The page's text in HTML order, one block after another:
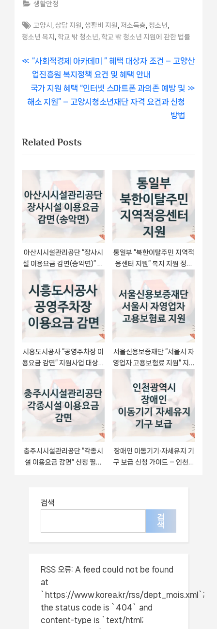
생활안정
Tags:
고양시 ,상담 지원 ,생활비 지원 저소득층 청소년
청소년 복지
학교 밖 청소년 학교 밖 청소년 지원에 관한 법률
글
내
비
이
P
r
e
v
u
s
P
s
t
“사회적경제 아카데미 ” 혜택 대상자 조건 – 고양산
업진흥원 복지정책 요건 및 혜택 안내
N
e
P
o
s
:
국가 지원 혜택 “인터넷 스마트폰 과의존 예방 및
해소 지원” – 고양시청소년재단 자격 요건과 신청
방법
Related Posts
아산시시설관리공단 “장사시
설 이용요금 감면(송악면)” 신
청 필수 정보 – 접수 마감일과
신청 절차
통일부 “북한이탈주민 지역적
응센터 지원” 복지 지원 정책
– 신청 절차 및 필요 서류
시흥도시공사 “공영주차장 이
용요금 감면” 지원사업 대상자
선정 기준 및 서류 준비
서울신용보증재단 “서울시 자
영업자 고용보험료 지원” 지원
사업 대상자 선정 기준 및 서류
준비
충주시시설관리공단 “각종시
설 이용요금 감면” 신청 필수
장애인 이동기기‧자세유지 기
구 보급 신청 가이드 – 인천광
검색
검
색
RSS 오류: A feed could not be found
at
`https://www.korea.kr/rss/dept_mois.xml`;
the status code is `404` and
content-type is `text/html;